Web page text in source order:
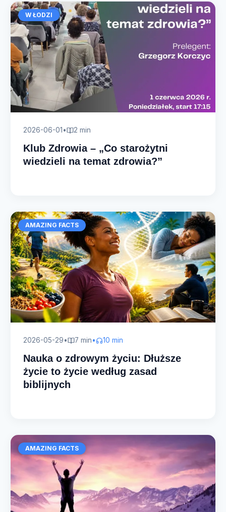
W ŁODZI
2026-06-01 • 2 min
Klub Zdrowia – „Co starożytni
wiedzieli na temat zdrowia?”
AMAZING FACTS
2026-05-29• 7 min• 10 min
Nauka o zdrowym życiu: Dłuższe
życie to życie według zasad
biblijnych
AMAZING FACTS